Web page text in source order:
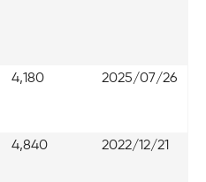
4,180 2025/07/26
4,840 2022/12/21